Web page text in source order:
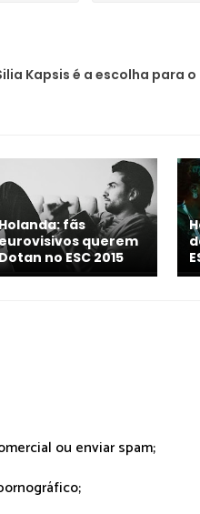
Kapsis é a escolha para o
Holanda: fãs
querem
no ESC 2015
ou enviar spam;